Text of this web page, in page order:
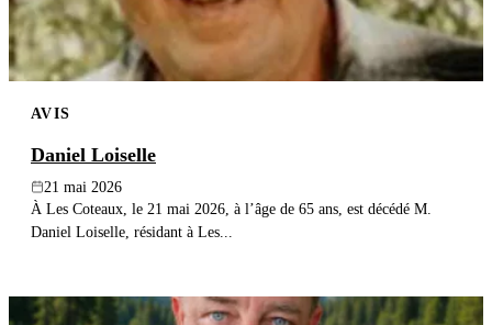
AVIS
Daniel Loiselle
21 mai 2026
À Les Coteaux, le 21 mai 2026, à l’âge de 65 ans, est décédé M.
Daniel Loiselle, résidant à Les...